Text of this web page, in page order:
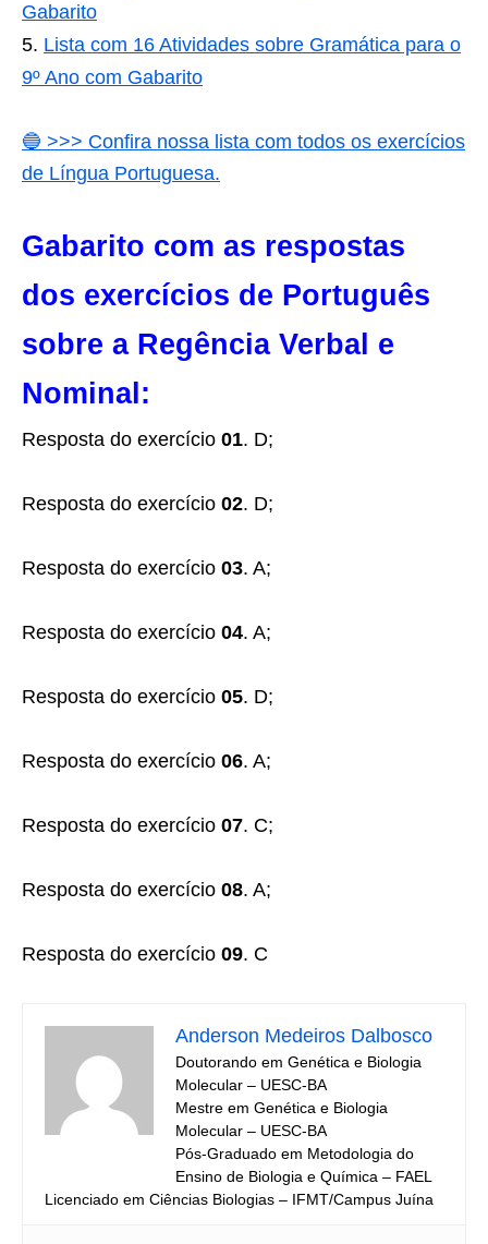
Gabarito
Lista com 16 Atividades sobre Gramática para o
9º Ano com Gabarito
🔵 >>> Confira nossa lista com todos os exercícios
de Língua Portuguesa.
Gabarito com as respostas
dos exercícios de Português
sobre a Regência Verbal e
Nominal:
Resposta do exercício 01. D;
Resposta do exercício 02. D;
Resposta do exercício 03. A;
Resposta do exercício 04. A;
Resposta do exercício 05. D;
Resposta do exercício 06. A;
Resposta do exercício 07. C;
Resposta do exercício 08. A;
Resposta do exercício 09. C
Anderson Medeiros Dalbosco
Doutorando em Genética e Biologia
Molecular – UESC-BA
Mestre em Genética e Biologia
Molecular – UESC-BA
Pós-Graduado em Metodologia do
Ensino de Biologia e Química – FAEL
Licenciado em Ciências Biologias – IFMT/Campus Juína